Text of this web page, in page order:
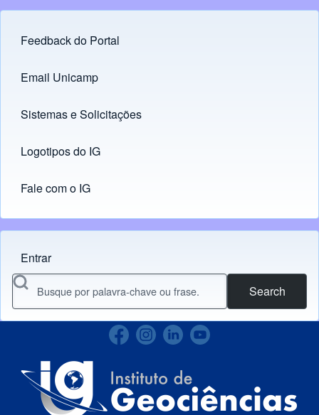
Footer menu
Feedback do Portal
Links
Email Unicamp
(opens in new tab)
Sistemas e Solicitações
(opens in new tab)
Logotipos do IG
(opens in new tab)
Fale com o IG
Menu do usuário
Entrar
Search